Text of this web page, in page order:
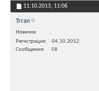
11.10.2013, 11:06
Trran
Новичок
Регистрация
04.10.2012
Сообщения
58